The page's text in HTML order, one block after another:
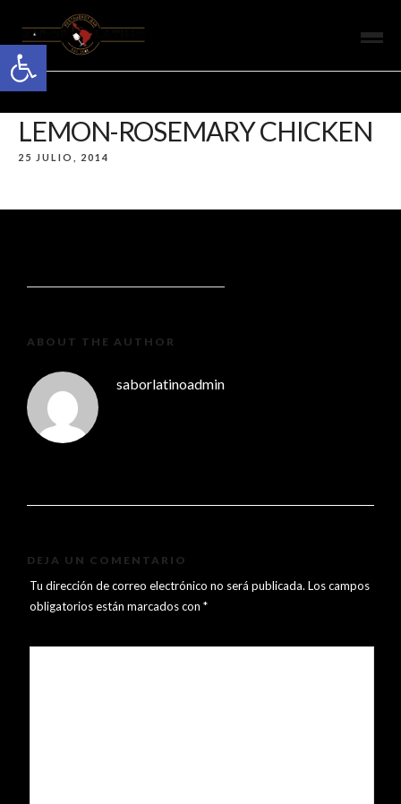
LEMON-ROSEMARY CHICKEN
25 JULIO, 2014
ABOUT THE AUTHOR
saborlatinoadmin
DEJA UN COMENTARIO
Tu dirección de correo electrónico no será publicada. Los campos
obligatorios están marcados con *
Open toolbar